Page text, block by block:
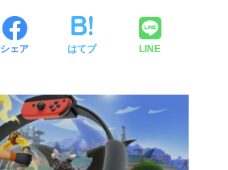
シェア はてブ LINE